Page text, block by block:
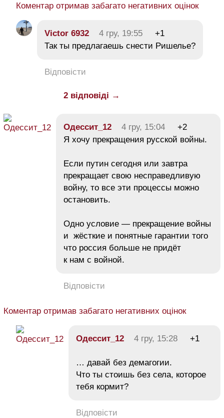
Коментар отримав забагато негативних оцінок
Victor 6932 4 гру, 19:55
+1
Так ты предлагаешь снести Ришелье?
Відповісти
2 відповіді →
Одессит_12 4 гру, 15:04
+2
Я хочу прекращения русской войны.
Если путин сегодня или завтра
прекращает свою несправедливую
войну, то все эти процессы можно
остановить.
Одно условие — прекращение войны
и жёсткие и понятные гарантии того
что россия больше не придёт
к нам с войной.
Відповісти
Коментар отримав забагато негативних оцінок
Одессит_12 4 гру, 15:28 +1
… давай без демагогии.
Что ты стоишь без села, которое
тебя кормит?
Відповісти